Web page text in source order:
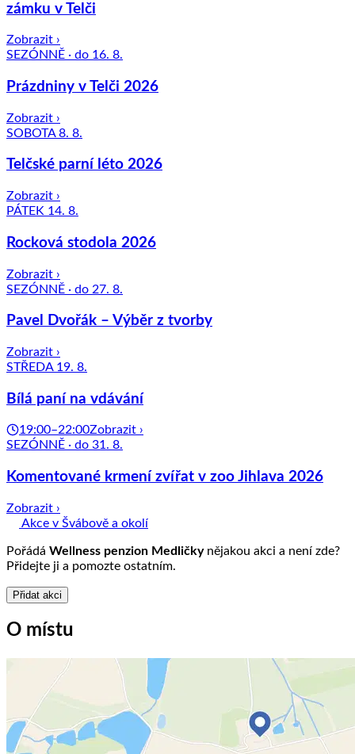
zámku v Telči
Zobrazit ›
SEZÓNNĚ · do 16. 8.
Prázdniny v Telči 2026
Zobrazit ›
SOBOTA 8. 8.
Telčské parní léto 2026
Zobrazit ›
PÁTEK 14. 8.
Rocková stodola 2026
Zobrazit ›
SEZÓNNĚ · do 27. 8.
Pavel Dvořák – Výběr z tvorby
Zobrazit ›
STŘEDA 19. 8.
Bílá paní na vdávání
19:00–22:00Zobrazit ›
SEZÓNNĚ · do 31. 8.
Komentované krmení zvířat v zoo Jihlava 2026
Zobrazit ›
Akce v Švábově a okolí
Pořádá Wellness penzion Medličkynějakou akci a není zde?
Přidejte ji a pomozte ostatním.
Přidat akci
O místu